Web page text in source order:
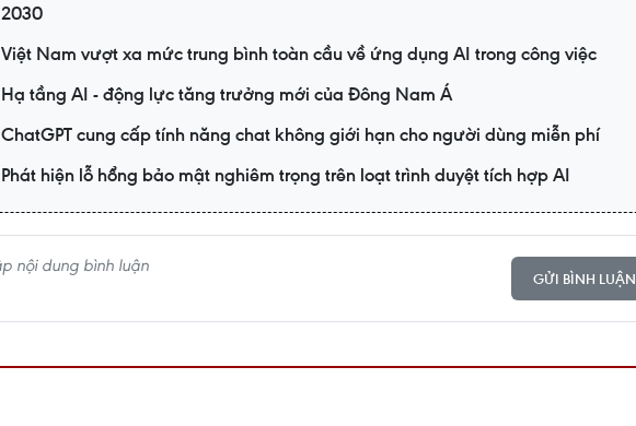
2030
Việt Nam vượt xa mức trung bình toàn cầu về ứng dụng AI trong công việc
Hạ tầng AI - động lực tăng trưởng mới của Đông Nam Á
ChatGPT cung cấp tính năng chat không giới hạn cho người dùng miễn phí
Phát hiện lỗ hổng bảo mật nghiêm trọng trên loạt trình duyệt tích hợp AI
GỬI BÌNH LUẬN